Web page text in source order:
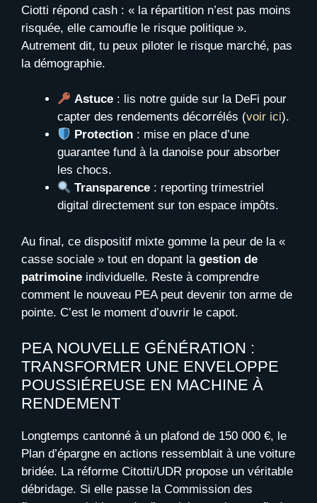
Ciotti répond cash : « la répartition n’est pas moins
risquée, elle camoufle le risque politique ».
Autrement dit, tu peux piloter le risque marché, pas
la démographie.
Astuce : lis notre guide sur la DeFi pour
capter des rendements décorrélés (voir ici).
Protection : mise en place d’une
guarantee fund à la danoise pour absorber
les chocs.
Transparence : reporting trimestriel
digital directement sur ton espace impôts.
Au final, ce dispositif mixte gomme la peur de la «
casse sociale » tout en dopant la gestion de
patrimoine individuelle. Reste à comprendre
comment le nouveau PEA peut devenir ton arme de
pointe. C’est le moment d’ouvrir le capot.
PEA NOUVELLE GÉNÉRATION :
TRANSFORMER UNE ENVELOPPE
POUSSIÉREUSE EN MACHINE À
RENDEMENT
Longtemps cantonné à un plafond de 150 000 €, le
Plan d’épargne en actions ressemblait à une voiture
bridée. La réforme Citotti/UDR propose un véritable
débridage. Si elle passe la Commission des